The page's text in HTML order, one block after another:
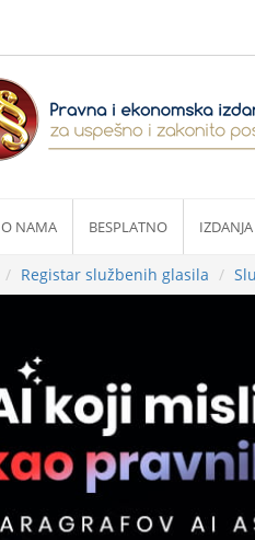
O NAMA BESPLATNO IZDANJA
Registar službenih glasila